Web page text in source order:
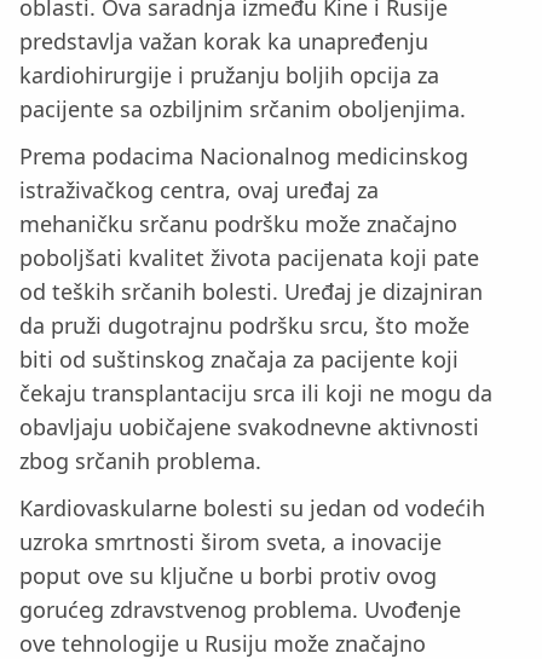
oblasti. Ova saradnja između Kine i Rusije
predstavlja važan korak ka unapređenju
kardiohirurgije i pružanju boljih opcija za
pacijente sa ozbiljnim srčanim oboljenjima.
Prema podacima Nacionalnog medicinskog
istraživačkog centra, ovaj uređaj za
mehaničku srčanu podršku može značajno
poboljšati kvalitet života pacijenata koji pate
od teških srčanih bolesti. Uređaj je dizajniran
da pruži dugotrajnu podršku srcu, što može
biti od suštinskog značaja za pacijente koji
čekaju transplantaciju srca ili koji ne mogu da
obavljaju uobičajene svakodnevne aktivnosti
zbog srčanih problema.
Kardiovaskularne bolesti su jedan od vodećih
uzroka smrtnosti širom sveta, a inovacije
poput ove su ključne u borbi protiv ovog
gorućeg zdravstvenog problema. Uvođenje
ove tehnologije u Rusiju može značajno